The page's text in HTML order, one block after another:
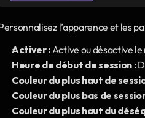
l’apparence et les
Activer : Active ou désactive
Heure de début de session :
Couleur du plus haut de
Couleur du plus bas de
Couleur du plus haut du